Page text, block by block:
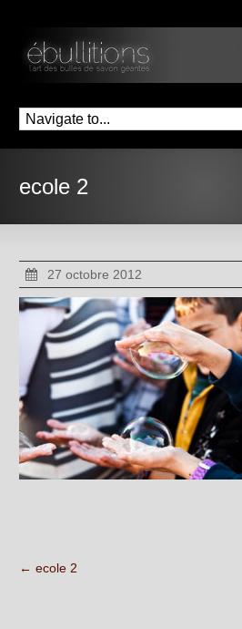
ecole 2
27 octobre 2012
← ecole 2